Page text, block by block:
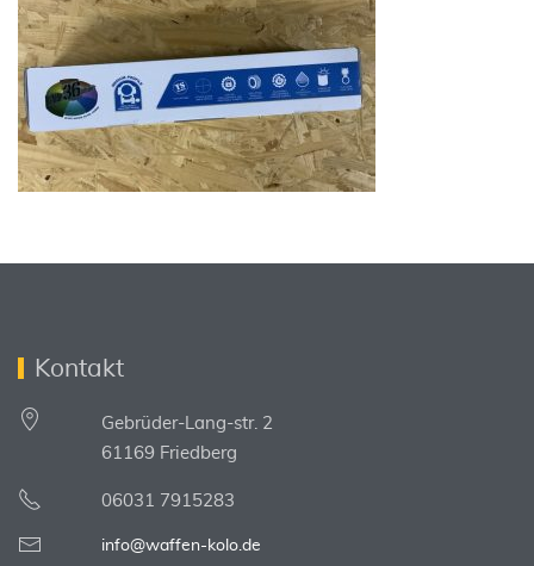
Kontakt
Gebrüder-Lang-str. 2
61169 Friedberg
06031 7915283
info@waffen-kolo.de